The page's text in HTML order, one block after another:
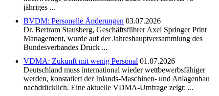
jähriges ...
BVDM: Personelle Änderungen 03.07.2026
Dr. Bertram Stausberg, Geschäftsführer Axel Springer Print
Management, wurde auf der Jahreshauptversammlung des
Bundesverbandes Druck ...
VDMA: Zukunft mit wenig Personal 01.07.2026
Deutschland muss international wieder wettbewerbsfähiger
werden, konstatiert der Inlands-Maschinen- und Anlagenbau
nachdrücklich. Eine aktuelle VDMA-Umfrage zeigt: ...